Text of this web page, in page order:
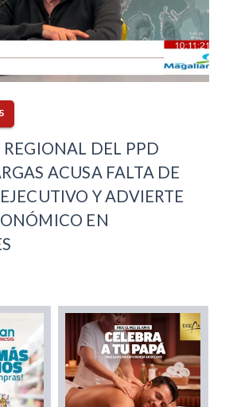
REGIONAL DEL PPD
ACUSA FALTA DE
Y ADVIERTE
EN